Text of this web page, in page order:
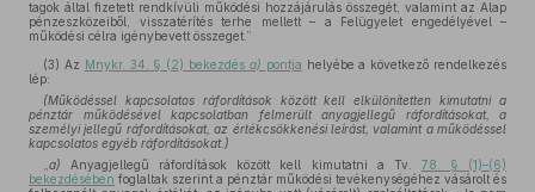
tagok által fizetett rendkívüli működési hozzájárulás összegét, valamint az Alap
pénzeszközeiből, visszatérítés terhe mellett – a Felügyelet engedélyével –
működési célra igénybevett összeget.”
(3) Az Mnykr. 34. § (2) bekezdés a) pontja helyébe a következő rendelkezés
lép:
(Működéssel kapcsolatos ráfordítások között kell elkülönítetten kimutatni a
pénztár működésével kapcsolatban felmerült anyagjellegű ráfordításokat, a
személyi jellegű ráfordításokat, az értékcsökkenési leírást, valamint a működéssel
kapcsolatos egyéb ráfordításokat.)
a) Anyagjellegű ráfordítások között kell kimutatni a Tv. 78. § (1)–(6)
bekezdésében foglaltak szerint a pénztár működési tevékenységéhez vásárolt és